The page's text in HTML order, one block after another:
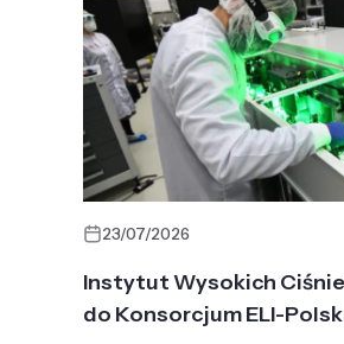
23/07/2026
Instytut Wysokich
do Konsorcjum ELI-